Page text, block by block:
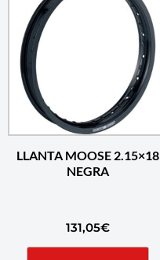
LLANTA MOOSE 2.15×18
NEGRA
131,05€